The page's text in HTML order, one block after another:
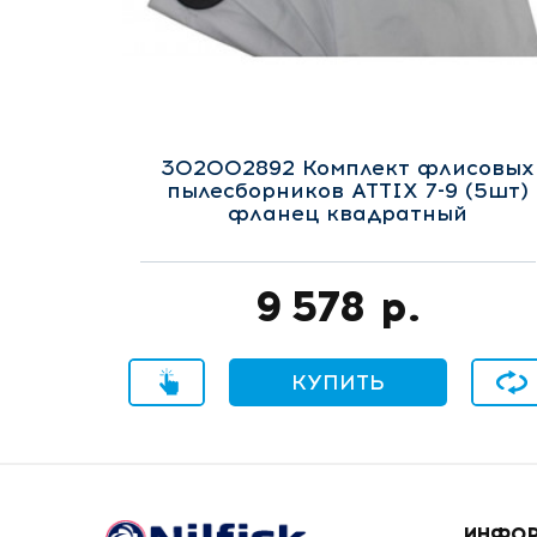
302002892 Комплект флисовых
пылесборников ATTIX 7-9 (5шт)
фланец квадратный
9 578 р.
Купить в 1 клик
КУПИТЬ В